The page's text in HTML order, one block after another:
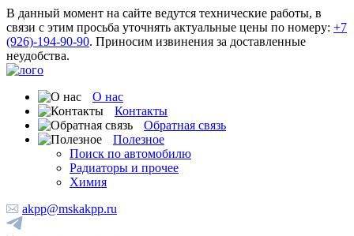
В данный момент на сайте ведутся технические работы, в
связи с этим просьба уточнять актуальные цены по номеру: +7
(926)-194-90-90. Приносим извинения за доставленные
неудобства.
О нас
Контакты
Обратная связь
Полезное
Поиск по автомобилю
Радиаторы и прочее
Химия
akpp@mskakpp.ru